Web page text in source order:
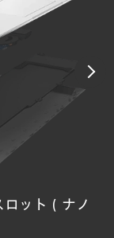
ット（ナノ
撃を防御
プライバシー
るセンサー
イメージを復
リケーション
侵入を検知
SSDのデータ
ら不正復元を
するチップ
実現するチッ